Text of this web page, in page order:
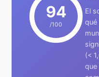
94
/100
El
qué
(<
que